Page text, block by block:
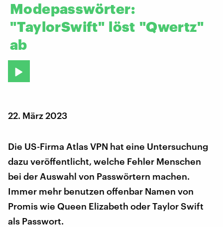
Modepasswörter:
"TaylorSwift" löst "Qwertz"
ab
22. März 2023
Die US-Firma Atlas VPN hat eine Untersuchung
dazu veröffentlicht, welche Fehler Menschen
bei der Auswahl von Passwörtern machen.
Immer mehr benutzen offenbar Namen von
Promis wie Queen Elizabeth oder Taylor Swift
als Passwort.